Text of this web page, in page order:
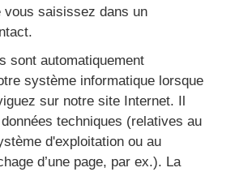
vous saisissez dans un
sont automatiquement
système informatique lorsque
sur notre site Internet. Il
techniques (relatives au
d'exploitation ou au
d’une page, par ex.). La